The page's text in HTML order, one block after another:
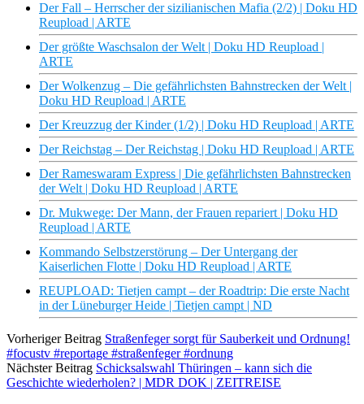
Der Fall – Herrscher der sizilianischen Mafia (2/2) | Doku HD
Reupload | ARTE
Der größte Waschsalon der Welt | Doku HD Reupload |
ARTE
Der Wolkenzug – Die gefährlichsten Bahnstrecken der Welt |
Doku HD Reupload | ARTE
Der Kreuzzug der Kinder (1/2) | Doku HD Reupload | ARTE
Der Reichstag – Der Reichstag | Doku HD Reupload | ARTE
Der Rameswaram Express | Die gefährlichsten Bahnstrecken
der Welt | Doku HD Reupload | ARTE
Dr. Mukwege: Der Mann, der Frauen repariert | Doku HD
Reupload | ARTE
Kommando Selbstzerstörung – Der Untergang der
Kaiserlichen Flotte | Doku HD Reupload | ARTE
REUPLOAD: Tietjen campt – der Roadtrip: Die erste Nacht
in der Lüneburger Heide | Tietjen campt | ND
Vorheriger Beitrag Straßenfeger sorgt für Sauberkeit und Ordnung!
#focustv #reportage #straßenfeger #ordnung
Nächster Beitrag Schicksalswahl Thüringen – kann sich die
Geschichte wiederholen? | MDR DOK | ZEITREISE